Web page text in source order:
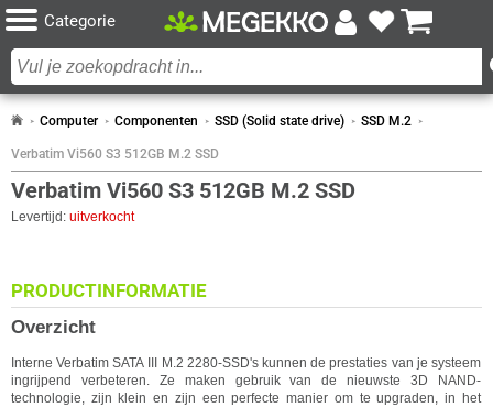
Categorie
Computer Componenten SSD (Solid state drive) SSD M.2
Verbatim Vi560 S3 512GB M.2 SSD
Verbatim Vi560 S3 512GB M.2 SSD
Levertijd: uitverkocht
PRODUCTINFORMATIE
Overzicht
Interne Verbatim SATA III M.2 2280-SSD's kunnen de prestaties van je systeem
ingrijpend verbeteren. Ze maken gebruik van de nieuwste 3D NAND-
technologie, zijn klein en zijn een perfecte manier om te upgraden, in het